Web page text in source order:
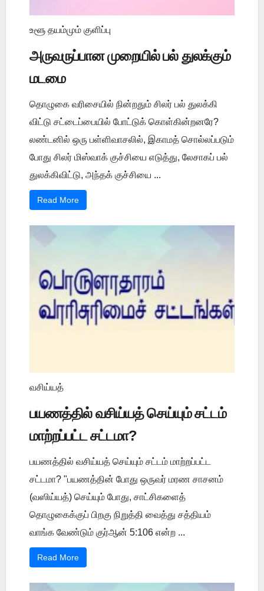
உளூ தயம்மும் குளிப்பு
அருவருப்பான முறையில் பல் துலக்கும்
மடமை
தொழுகை வரிசையில் நின்றதும் சிலர் பல் துலக்கி
விட்டு சட்டைப்பையில் போட்டுக் கொள்கின்றனரே?
லண்டனில் ஒரு பள்ளிவாசலில், இகாமத் சொல்லப்படும்
போது சிலர் மிஸ்வாக் குச்சியை எடுத்து, லேசாகப் பல்
துலக்கிவிட்டு, அந்தக் குச்சியை ...
Read More
வசிய்யத்
பயணத்தில் வசிய்யத் செய்யும் சட்டம்
மாற்றப்பட்ட சட்டமா?
பயணத்தில் வசிய்யத் செய்யும் சட்டம் மாற்றப்பட்ட
சட்டமா? "பயணத்தின் போது ஒருவர் மரண சாசனம்
(வஸிய்யத்) செய்யும் போது, சாட்சிகளைத்
தொழுகைக்குப் பிறகு நிறுத்தி வைத்து சத்தியம்
வாங்க வேண்டும் குர்ஆன் 5:106 என்ற ...
Read More